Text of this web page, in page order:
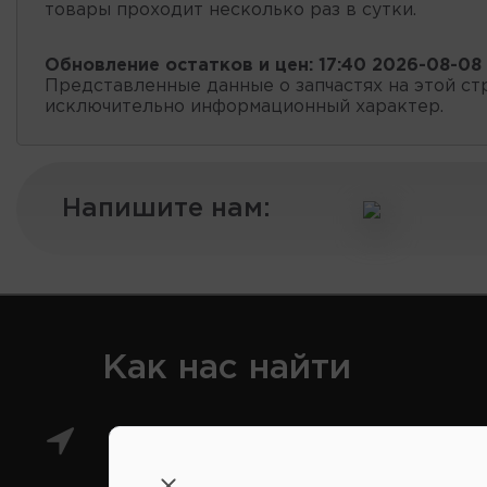
товары проходит несколько раз в сутки.
Обновление остатков и цен: 17:40 2026-08-08
Представленные данные о запчастях на этой
исключительно информационный характер.
Напишите нам:
Как нас найти